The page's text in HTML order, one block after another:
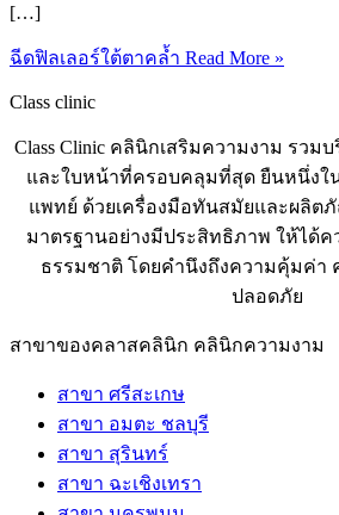
[…]
ฉีดฟิลเลอร์ใต้ตาคล้ำ Read More »
Class clinic
Class Clinic คลินิกเสริมความงาม รวม
และใบหน้าที่ครอบคลุมที่สุด ยืนหนึ่งใ
แพทย์ ด้วยเครื่องมือทันสมัยและผลิต
มาตรฐานอย่างมีประสิทธิภาพ ให้ได้ค
ธรรมชาติ โดยคำนึงถึงความคุ้มค่า
ปลอดภัย
สาขาของคลาสคลินิก คลินิกความงาม
สาขา ศรีสะเกษ
สาขา อมตะ ชลบุรี
สาขา สุรินทร์
สาขา ฉะเชิงเทรา